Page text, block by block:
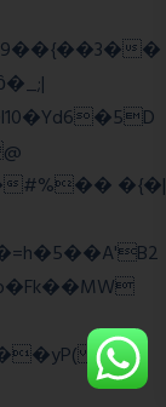
�
#%�� �{�|